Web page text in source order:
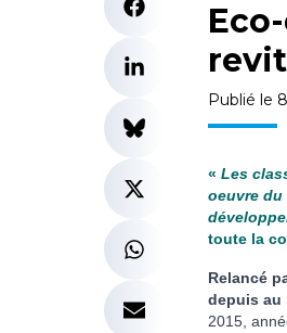
Publié le
« Les
oeuvre du
toute la
Relancé
depuis au
2015,